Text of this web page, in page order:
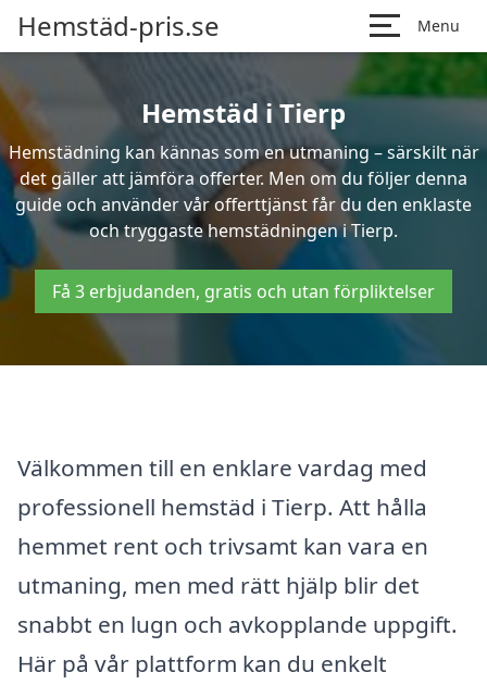
Hemstäd-pris.se Menu
Hemstäd i Tierp
Hemstädning kan kännas som en utmaning – särskilt när
det gäller att jämföra offerter. Men om du följer denna
guide och använder vår offerttjänst får du den enklaste
och tryggaste hemstädningen i Tierp.
Få 3 erbjudanden, gratis och utan förpliktelser
Välkommen till en enklare vardag med
professionell hemstäd i Tierp. Att hålla
hemmet rent och trivsamt kan vara en
utmaning, men med rätt hjälp blir det
snabbt en lugn och avkopplande uppgift.
Här på vår plattform kan du enkelt